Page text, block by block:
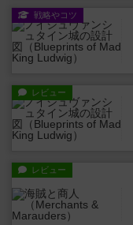
戦略やコツ
レビュー
レビュー